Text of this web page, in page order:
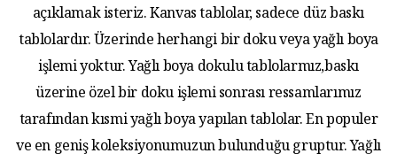
açıklamak isteriz. Kanvas tablolar, sadece düz baskı
tablolardır. Üzerinde herhangi bir doku veya yağlı boya
işlemi yoktur. Yağlı boya dokulu tablolarmız,baskı
üzerine özel bir doku işlemi sonrası ressamlarımız
tarafından kısmi yağlı boya yapılan tablolar. En populer
ve en geniş koleksiyonumuzun bulunduğu gruptur. Yağlı